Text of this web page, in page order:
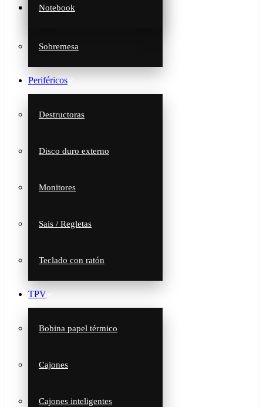
Notebook
Sobremesa
Periféricos
Destructoras
Disco duro externo
Monitores
Sais / Regletas
Teclado con ratón
TPV
Bobina papel térmico
Cajones
Cajones inteligentes